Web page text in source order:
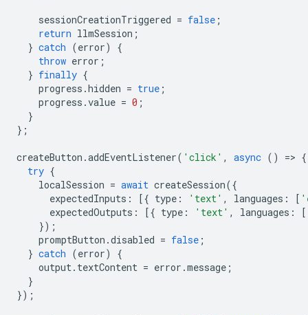
sessionCreationTriggered = false ;
return llmSession ;
} catch (error)
{
throw error ;
} finally {
progress .hidden = true ;
progress .value = 0 ;
}
};
createButton .addEventListener( 'click' , async () => {
try {
localSession = await createSession({
expectedInputs : [{ type : 'text' , languages : [
expectedOutputs : [{ type : 'text' , languages : [
});
promptButton .disabled = false ;
} catch (error)
{
output. textContent = error .message ;
}
});